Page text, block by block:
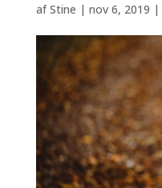
afStine | nov 6, 2019 |